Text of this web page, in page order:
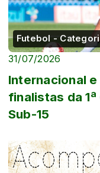
Futebol -
31/07/2026
Internacional
finalistas da
Sub-15